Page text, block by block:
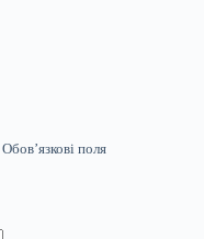
Обов’язкові поля